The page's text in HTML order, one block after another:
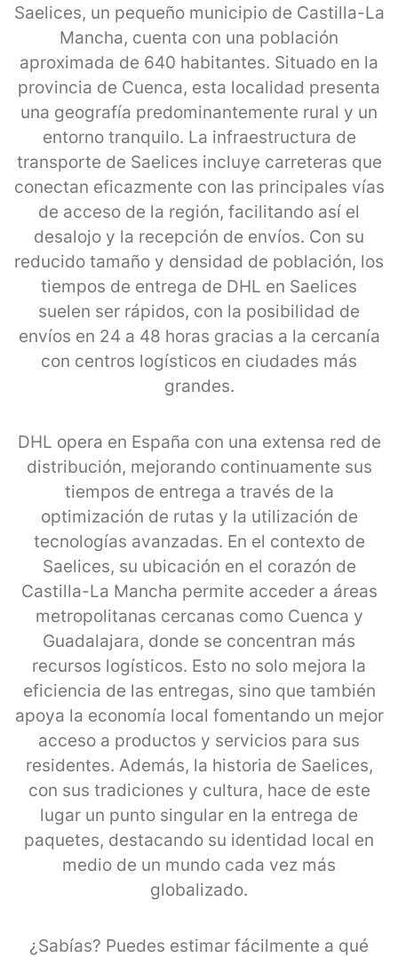
Saelices, un pequeño municipio de Castilla-La
Mancha, cuenta con una población
aproximada de 640 habitantes. Situado en la
provincia de Cuenca, esta localidad presenta
una geografía predominantemente rural y un
entorno tranquilo. La infraestructura de
transporte de Saelices incluye carreteras que
conectan eficazmente con las principales vías
de acceso de la región, facilitando así el
desalojo y la recepción de envíos. Con su
reducido tamaño y densidad de población, los
tiempos de entrega de DHL en Saelices
suelen ser rápidos, con la posibilidad de
envíos en 24 a 48 horas gracias a la cercanía
con centros logísticos en ciudades más
grandes.
DHL opera en España con una extensa red de
distribución, mejorando continuamente sus
tiempos de entrega a través de la
optimización de rutas y la utilización de
tecnologías avanzadas. En el contexto de
Saelices, su ubicación en el corazón de
Castilla-La Mancha permite acceder a áreas
metropolitanas cercanas como Cuenca y
Guadalajara, donde se concentran más
recursos logísticos. Esto no solo mejora la
eficiencia de las entregas, sino que también
apoya la economía local fomentando un mejor
acceso a productos y servicios para sus
residentes. Además, la historia de Saelices,
con sus tradiciones y cultura, hace de este
lugar un punto singular en la entrega de
paquetes, destacando su identidad local en
medio de un mundo cada vez más
globalizado.
¿Sabías? Puedes estimar fácilmente a qué